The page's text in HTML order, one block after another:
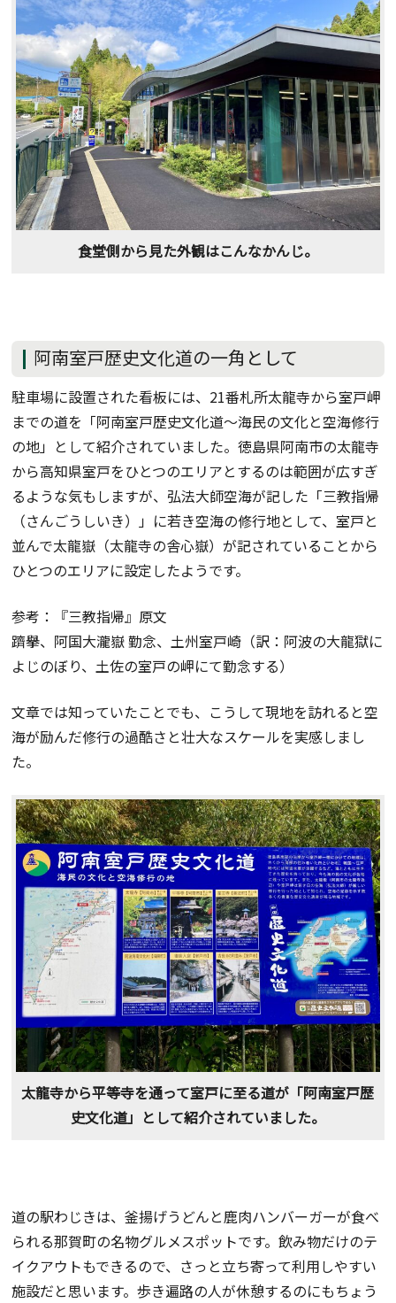
食堂側から見た外観はこんなかんじ。
阿南室戸歴史文化道の一角として
駐車場に設置された看板には、21番札所太龍寺から室戸岬
までの道を「阿南室戸歴史文化道〜海民の文化と空海修行
の地」として紹介されていました。徳島県阿南市の太龍寺
から高知県室戸をひとつのエリアとするのは範囲が広すぎ
るような気もしますが、弘法大師空海が記した「三教指帰
（さんごうしいき）」に若き空海の修行地として、室戸と
並んで太龍嶽（太龍寺の舎心嶽）が記されていることから
ひとつのエリアに設定したようです。
参考：『三教指帰』原文
躋擧、阿国大瀧嶽 勤念、土州室戸崎（訳：阿波の大龍獄に
よじのぼり、土佐の室戸の岬にて勤念する）
文章では知っていたことでも、こうして現地を訪れると空
海が励んだ修行の過酷さと壮大なスケールを実感しまし
た。
太龍寺から平等寺を通って室戸に至る道が「阿南室戸歴
史文化道」として紹介されていました。
道の駅わじきは、釜揚げうどんと鹿肉ハンバーガーが食べ
られる那賀町の名物グルメスポットです。飲み物だけのテ
イクアウトもできるので、さっと立ち寄って利用しやすい
施設だと思います。歩き遍路の人が休憩するのにもちょう